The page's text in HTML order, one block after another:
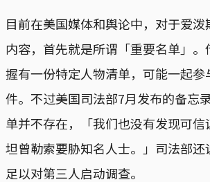
目前在美国媒体和舆论中，对于爱
内容，首先就是所谓「重要名单」。
握有一份特定人物清单，可能一起
件。不过美国司法部7月发布的备忘
单并不存在，「我们也没有发现可
坦曾勒索要胁知名人士。」司法部
足以对第三人启动调查。